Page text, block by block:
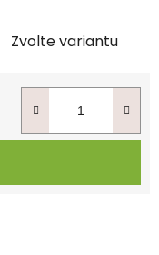
Zvolte variantu